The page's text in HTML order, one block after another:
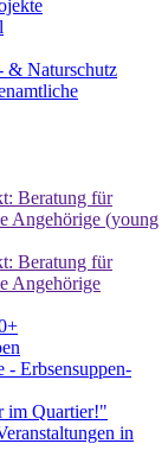
& Naturschutz
Beratung für
Angehörige (young
Beratung für
Angehörige
- Erbsensuppen-
im Quartier!"
in